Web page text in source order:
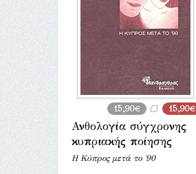
15,90€ 15,90€
Ανθολογία σύγχρονης
κυπριακής ποίησης
Η Κύπρος μετά το ΄90